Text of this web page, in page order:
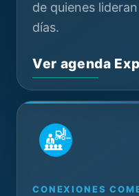
de quienes
días.
Ver agenda
CONEXIONES